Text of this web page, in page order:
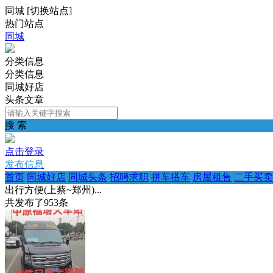
同城 [切换站点]
热门站点
同城
分类信息
分类信息
同城好店
头条文章
搜 索
点击登录
发布信息
首页 同城好店 同城头条 招聘求职 拼车搭车 房屋租售 二手买卖
出行方便(上蔡~郑州)...
共发布了953条